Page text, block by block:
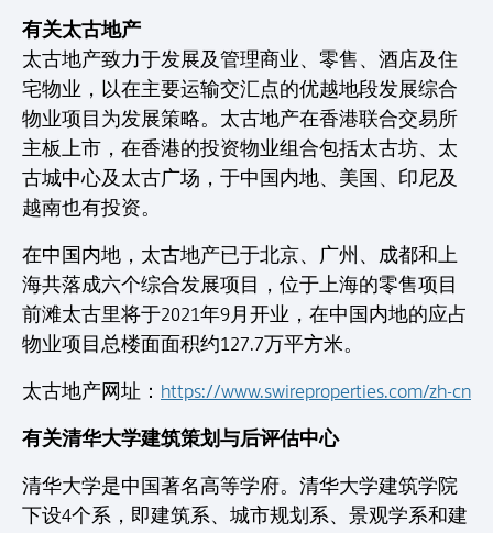
有关太古地产
太古地产致力于发展及管理商业、零售、酒店及住
宅物业，以在主要运输交汇点的优越地段发展综合
物业项目为发展策略。太古地产在香港联合交易所
主板上市，在香港的投资物业组合包括太古坊、太
古城中心及太古广场，于中国内地、美国、印尼及
越南也有投资。
在中国内地，太古地产已于北京、广州、成都和上
海共落成六个综合发展项目，位于上海的零售项目
前滩太古里将于2021年9月开业，在中国内地的应占
物业项目总楼面面积约127.7万平方米。
太古地产网址： https://www.swireproperties.com/zh-cn
有关清华大学建筑策划与后评估中心
清华大学是中国著名高等学府。清华大学建筑学院
下设4个系，即建筑系、城市规划系、景观学系和建